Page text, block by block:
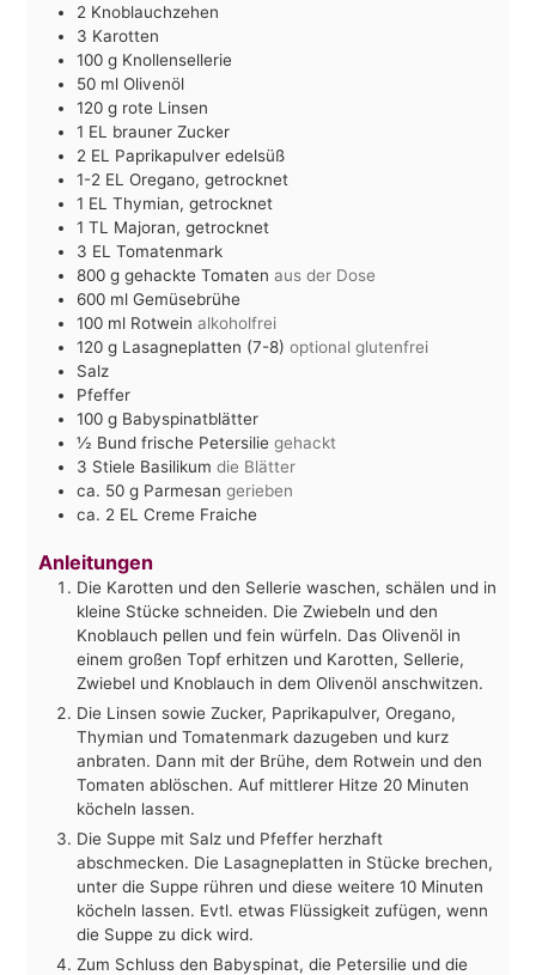
2 Knoblauchzehen
3 Karotten
100 g Knollensellerie
50 ml Olivenöl
120 g rote Linsen
1 EL brauner Zucker
2 EL Paprikapulver edelsüß
1-2 EL Oregano, getrocknet
1 EL Thymian, getrocknet
1 TL Majoran, getrocknet
3 EL Tomatenmark
800 g gehackte Tomaten aus der Dose
600 ml Gemüsebrühe
100 ml Rotwein alkoholfrei
120 g Lasagneplatten (7-8) optional glutenfrei
Salz
Pfeffer
100 g Babyspinatblätter
½ Bund frische Petersilie gehackt
3 Stiele Basilikum die Blätter
ca. 50 g Parmesan gerieben
ca. 2 EL Creme Fraiche
Anleitungen
Die Karotten und den Sellerie waschen, schälen und in
kleine Stücke schneiden. Die Zwiebeln und den
Knoblauch pellen und fein würfeln. Das Olivenöl in
einem großen Topf erhitzen und Karotten, Sellerie,
Zwiebel und Knoblauch in dem Olivenöl anschwitzen.
Die Linsen sowie Zucker, Paprikapulver, Oregano,
Thymian und Tomatenmark dazugeben und kurz
anbraten. Dann mit der Brühe, dem Rotwein und den
Tomaten ablöschen. Auf mittlerer Hitze 20 Minuten
köcheln lassen.
Die Suppe mit Salz und Pfeffer herzhaft
abschmecken. Die Lasagneplatten in Stücke brechen,
unter die Suppe rühren und diese weitere 10 Minuten
köcheln lassen. Evtl. etwas Flüssigkeit zufügen, wenn
die Suppe zu dick wird.
Zum Schluss den Babyspinat, die Petersilie und die